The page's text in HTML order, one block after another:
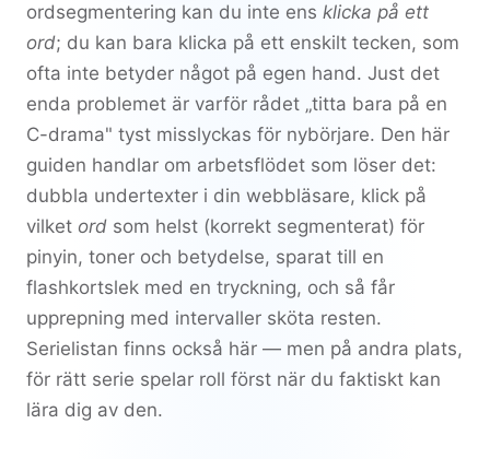
ordsegmentering kan du inte ens klicka på ett
ord; du kan bara klicka på ett enskilt tecken, som
ofta inte betyder något på egen hand. Just det
enda problemet är varför rådet „titta bara på en
C-drama" tyst misslyckas för nybörjare. Den här
guiden handlar om arbetsflödet som löser det:
dubbla undertexter i din webbläsare, klick på
vilket ord som helst (korrekt segmenterat) för
pinyin, toner och betydelse, sparat till en
flashkortslek med en tryckning, och så får
upprepning med intervaller sköta resten.
Serielistan finns också här — men på andra plats,
för rätt serie spelar roll först när du faktiskt kan
lära dig av den.